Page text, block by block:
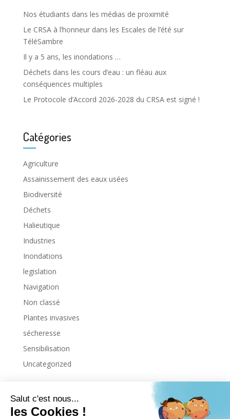
Nos étudiants dans les médias de proximité
Le CRSA à l’honneur dans les Escales de l’été sur
TéléSambre
Il y a 5 ans, les inondations …
Déchets dans les cours d’eau : un fléau aux
conséquences multiples
Le Protocole d’Accord 2026-2028 du CRSA est signé !
Catégories
Agriculture
Assainissement des eaux usées
Biodiversité
Déchets
Halieutique
Industries
Inondations
legislation
Navigation
Non classé
Plantes invasives
sécheresse
Sensibilisation
Uncategorized